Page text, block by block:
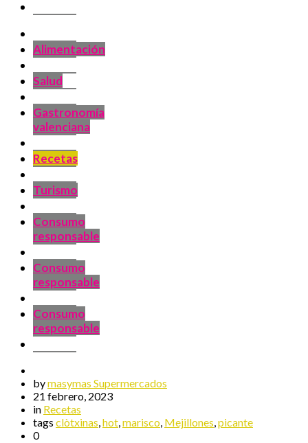
Alimentación
Salud
Gastronomía
valenciana
Recetas
Turismo
Consumo
responsable
Consumo
responsable
Consumo
responsable
bymasymas Supermercados
21 febrero, 2023
in Recetas
tags clòtxinas,hot,marisco, Mejillones,picante
0